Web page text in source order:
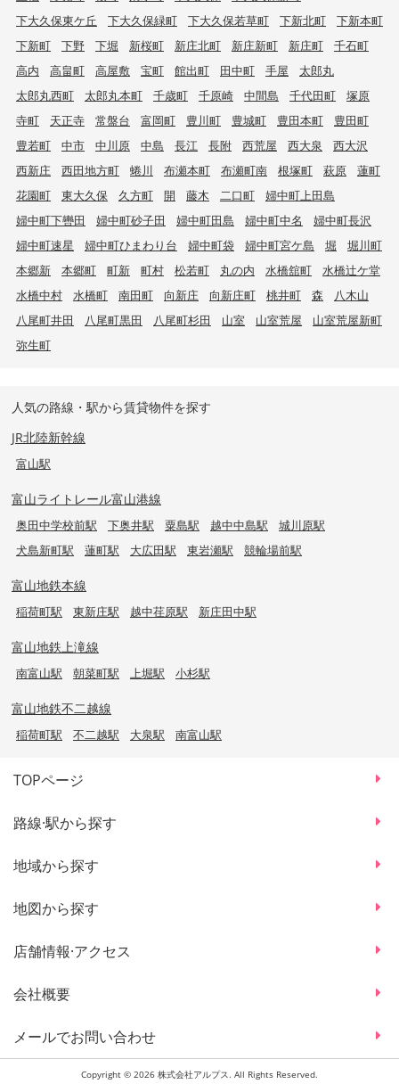
下大久保東ケ丘
下大久保緑町 下大久保若草町 下新北町
下新本町
下新町
下野 下堀 新桜町 新庄北町 新庄新町 新庄町
千石町
高内
高畠町 高屋敷 宝町 館出町 田中町 手屋
太郎丸
太郎丸西町
太郎丸本町 千歳町 千原崎 中間島 千代田町
塚原
寺町
天正寺 常盤台 富岡町 豊川町 豊城町 豊田本町
豊田町
豊若町
中市 中川原 中島 長江 長附 西荒屋 西大泉
西大沢
西新庄
西田地方町 蜷川 布瀬本町 布瀬町南 根塚町 萩原
蓮町
花園町
東大久保 久方町 開 藤木 二口町
婦中町上田島
婦中町下轡田
婦中町砂子田 婦中町田島 婦中町中名
婦中町長沢
婦中町速星
婦中町ひまわり台 婦中町袋 婦中町宮ケ島 堀
堀川町
本郷新
本郷町 町新 町村 松若町 丸の内 水橋舘町
水橋辻ケ堂
水橋中村
水橋町 南田町 向新庄 向新庄町 桃井町 森
八木山
八尾町井田
八尾町黒田 八尾町杉田 山室 山室荒屋
山室荒屋新町
弥生町
人気の路線・駅から賃貸物件を探す
JR北陸新幹線
富山駅
富山ライトレール富山港線
奥田中学校前駅 下奥井駅 粟島駅 越中中島駅
城川原駅
犬島新町駅
蓮町駅 大広田駅 東岩瀬駅 競輪場前駅
富山地鉄本線
稲荷町駅 東新庄駅 越中荏原駅 新庄田中駅
富山地鉄上滝線
南富山駅 朝菜町駅 上堀駅 小杉駅
富山地鉄不二越線
稲荷町駅 不二越駅 大泉駅 南富山駅
TOPページ
路線·駅から探す
地域から探す
地図から探す
店舗情報·アクセス
会社概要
メールでお問い合わせ
Copyright © 2026 株式会社アルプス. All Rights Reserved.